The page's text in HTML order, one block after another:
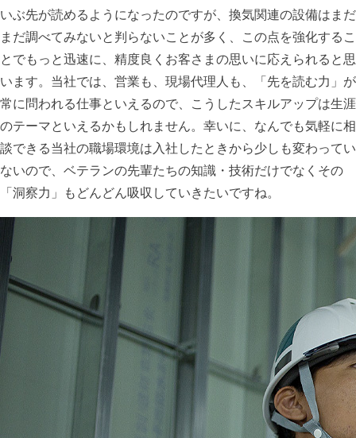
いぶ先が読めるようになったのですが、換気関連の設備はまだ
まだ調べてみないと判らないことが多く、この点を強化するこ
とでもっと迅速に、精度良くお客さまの思いに応えられると思
います。当社では、営業も、現場代理人も、「先を読む力」が
常に問われる仕事といえるので、こうしたスキルアップは生涯
のテーマといえるかもしれません。幸いに、なんでも気軽に相
談できる当社の職場環境は入社したときから少しも変わってい
ないので、ベテランの先輩たちの知識・技術だけでなくその
「洞察力」もどんどん吸収していきたいですね。